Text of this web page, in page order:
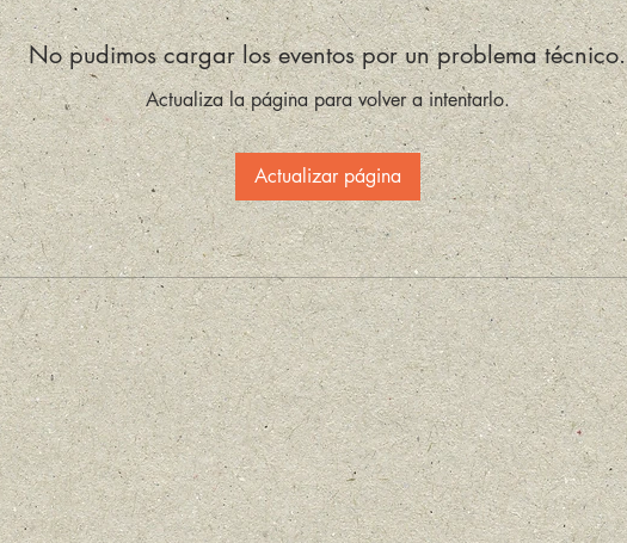
No pudimos cargar los eventos por un problema técnico.
Actualiza la página para volver a intentarlo.
Actualizar página